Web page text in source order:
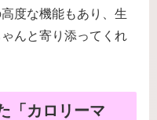
度な機能もあり、生
んと寄り添ってくれ
「カロリーマ